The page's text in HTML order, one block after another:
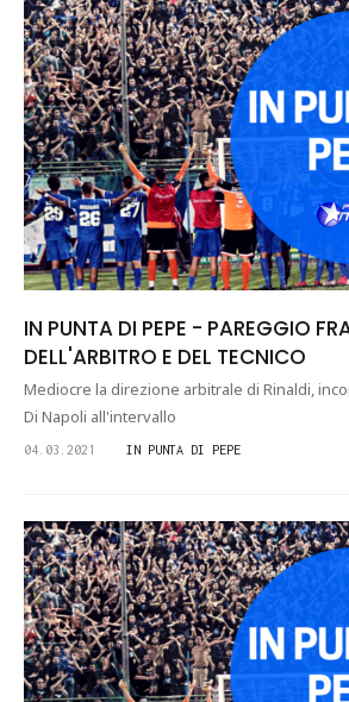
IN PUNTA DI PEPE - PAREGGIO
DELL'ARBITRO E DEL TECNICO
Mediocre la direzione arbitrale di Rinaldi,
Di Napoli all'intervallo
04.03.2021 IN PUNTA DI PEPE